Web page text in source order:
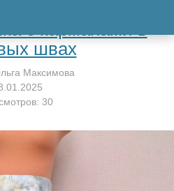
мастер-классу
с карманами в
швах
Максимова
30